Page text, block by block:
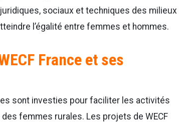
sociaux et techniques des milieux
l’égalité entre femmes et hommes.
France et ses
sont investies pour faciliter les activités
femmes rurales. Les projets de WECF